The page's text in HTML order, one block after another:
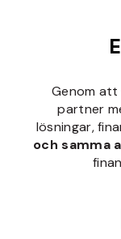
Genom
partner
lösningar,
och samma